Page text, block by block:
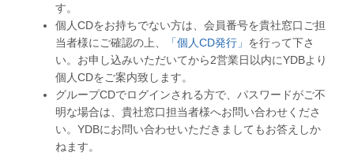
す。
個人CDをお持ちでない方は、会員番号を貴社窓口ご担
当者様にご確認の上、
「個人CD発行」 を行って下さ
い。お申し込みいただいてから2営業日以内にYDBより
個人CDをご案内致します。
グループCDでログインされる方で、パスワードがご不
明な場合は、貴社窓口担当者様へお問い合わせくださ
い。YDBにお問い合わせいただきましてもお答えしか
ねます。